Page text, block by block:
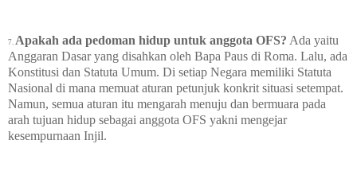
Apakah ada pedoman hidup untuk anggota OFS? Ada yaitu
Anggaran Dasar yang disahkan oleh Bapa Paus di Roma. Lalu, ada
Konstitusi dan Statuta Umum. Di setiap Negara memiliki Statuta
Nasional di mana memuat aturan petunjuk konkrit situasi setempat.
Namun, semua aturan itu mengarah menuju dan bermuara pada
arah tujuan hidup sebagai anggota OFS yakni mengejar
kesempurnaan Injil.